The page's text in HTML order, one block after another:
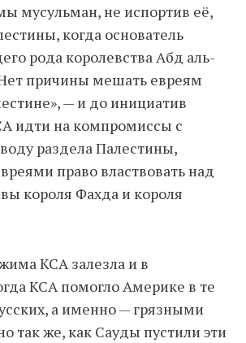
мусульман, не испортив её,
когда основатель
рода королевства Абд аль-
причины мешать евреям
— и до инициатив
идти на компромиссы с
раздела Палестины,
право властвовать над
короля Фахда и короля
КСА залезла и в
КСА помогло Америке в те
а именно — грязными
так же, как Сауды пустили эти